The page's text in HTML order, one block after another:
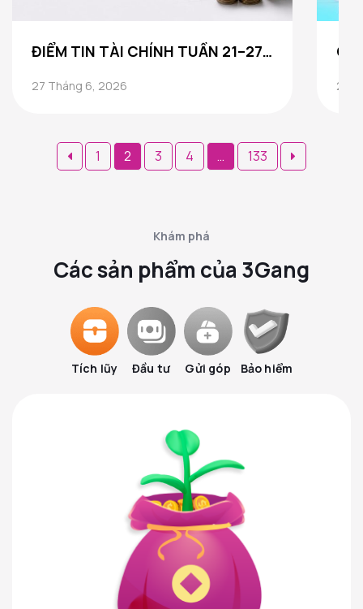
ĐIỂM TIN TÀI CHÍNH TUẦN 21–27/6/2026
27 Tháng 6, 2026 25
Phân
trang
1 2 3 4 … 133
Khám phá
Các sản phẩm của 3Gang
Tích lũy Đầu tư Gửi góp Bảo hiểm